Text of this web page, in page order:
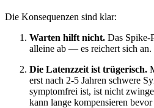
Die Konsequenzen sind klar:
Warten hilft nicht. Das Spike-
alleine ab — es reichert sich an.
Die Latenzzeit ist trügerisch.
erst nach 2-5 Jahren schwere
symptomfrei ist, ist nicht
kann lange kompensieren